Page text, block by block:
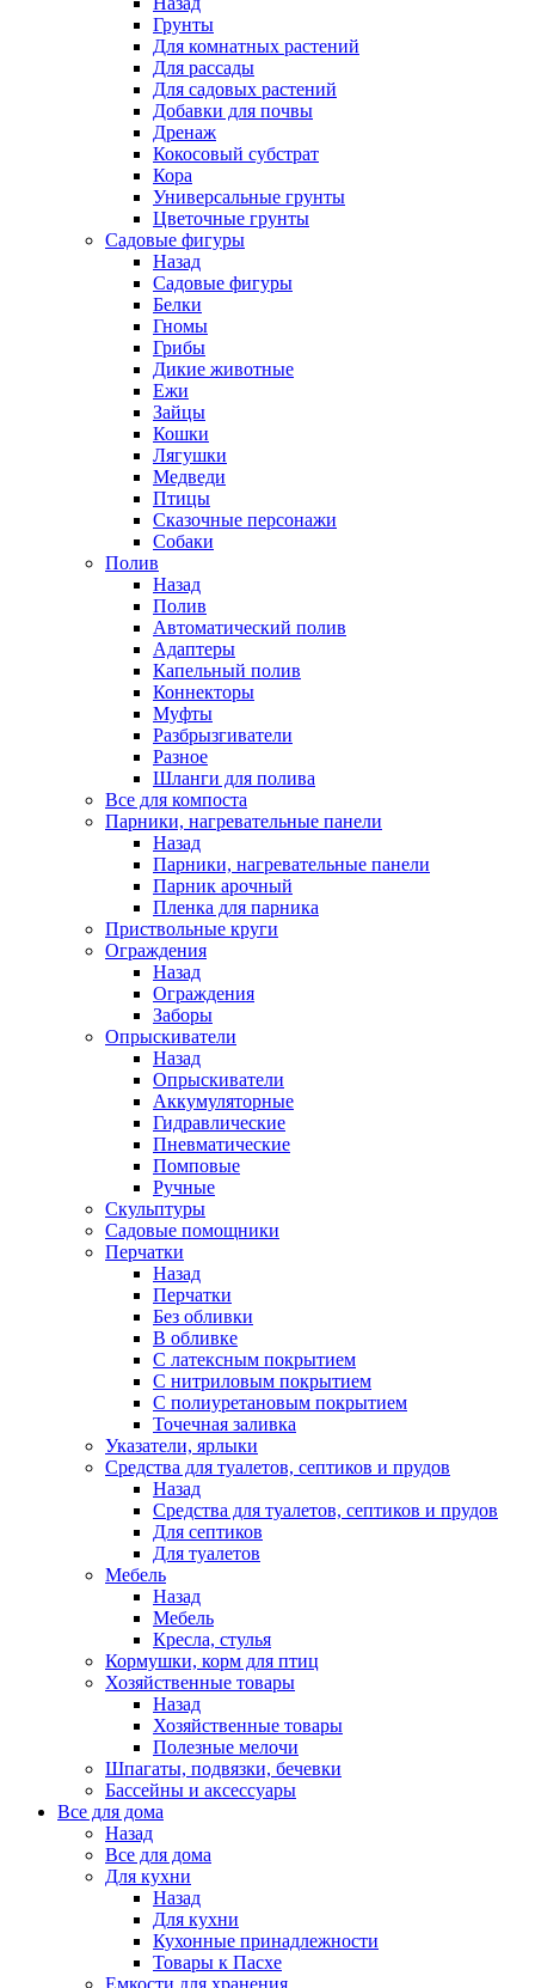
Грунты
Для комнатных растений
Для рассады
Для садовых растений
Добавки для почвы
Дренаж
Кокосовый субстрат
Кора
Универсальные грунты
Цветочные грунты
Садовые фигуры
Назад
Садовые фигуры
Белки
Гномы
Грибы
Дикие животные
Ежи
Зайцы
Кошки
Лягушки
Медведи
Птицы
Сказочные персонажи
Собаки
Полив
Назад
Полив
Автоматический полив
Адаптеры
Капельный полив
Коннекторы
Муфты
Разбрызгиватели
Разное
Шланги для полива
Все для компоста
Парники, нагревательные панели
Назад
Парники, нагревательные панели
Парник арочный
Пленка для парника
Приствольные круги
Ограждения
Назад
Ограждения
Заборы
Опрыскиватели
Назад
Опрыскиватели
Аккумуляторные
Гидравлические
Пневматические
Помповые
Ручные
Скульптуры
Садовые помощники
Перчатки
Назад
Перчатки
Без обливки
В обливке
С латексным покрытием
С нитриловым покрытием
С полиуретановым покрытием
Точечная заливка
Указатели, ярлыки
Средства для туалетов, септиков и прудов
Назад
Средства для туалетов, септиков и прудов
Для септиков
Для туалетов
Мебель
Назад
Мебель
Кресла, стулья
Кормушки, корм для птиц
Хозяйственные товары
Назад
Хозяйственные товары
Полезные мелочи
Шпагаты, подвязки, бечевки
Бассейны и аксессуары
Все для дома
Назад
Все для дома
Для кухни
Назад
Для кухни
Кухонные принадлежности
Товары к Пасхе
Емкости для хранения